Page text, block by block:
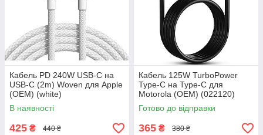
Кабель PD 240W USB-C на
USB-C (2m) Woven для Apple
(OEM) (white)
В наявності
425 ₴ 440 ₴
Кабель 125W TurboPower
Type-C на Type-C для
Motorola (OEM) (022120)
(black)
Готово до відправки
365 ₴ 380 ₴